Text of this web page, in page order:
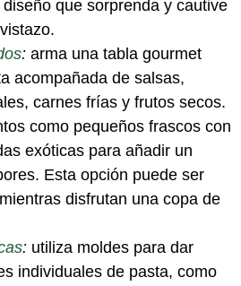
que sorprenda y cautive
: arma una tabla gourmet
acompañada de salsas,
carnes frías y frutos secos.
como pequeños frascos con
exóticas para añadir un
Esta opción puede ser
disfrutan una copa de
: utiliza moldes para dar
individuales de pasta, como